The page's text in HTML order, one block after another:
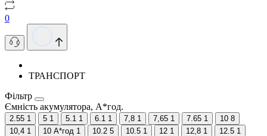
0
ТРАНСПОРТ
Фільтр
Ємність акумулятора, А*год.
2.55 1 5 1 5.1 1 6.1 1 7,8 1 7,65 1 7.65 1 10 8
10,4 1 10 А*год 1 10.2 5 10.5 1 12 1 12,8 1 12.5 1